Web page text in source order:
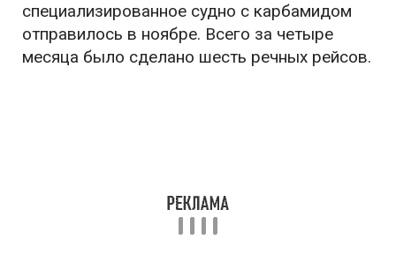
специализированное судно с карбамидом
отправилось в ноябре. Всего за четыре
месяца было сделано шесть речных рейсов.